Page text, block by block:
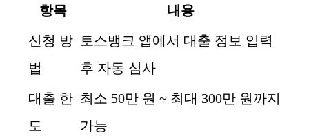
항목
내용
신청 방
법
토스뱅크 앱에서 대출 정보 입력
후 자동 심사
대출 한
도
최소 50만 원 ~ 최대 300만 원까지
가능